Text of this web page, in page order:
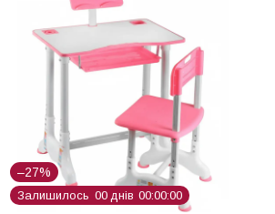
–27%
Залишилось 00 днів 00 00 00